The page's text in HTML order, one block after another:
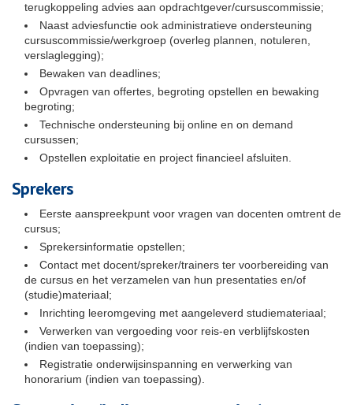
terugkoppeling advies aan opdrachtgever/cursuscommissie;
Naast adviesfunctie ook administratieve ondersteuning
cursuscommissie/werkgroep (overleg plannen, notuleren,
verslaglegging);
Bewaken van deadlines;
Opvragen van offertes, begroting opstellen en bewaking
begroting;
Technische ondersteuning bij online en on demand
cursussen;
Opstellen exploitatie en project financieel afsluiten.
Sprekers
Eerste aanspreekpunt voor vragen van docenten omtrent de
cursus;
Sprekersinformatie opstellen;
Contact met docent/spreker/trainers ter voorbereiding van
de cursus en het verzamelen van hun presentaties en/of
(studie)materiaal;
Inrichting leeromgeving met aangeleverd studiemateriaal;
Verwerken van vergoeding voor reis-en verblijfskosten
(indien van toepassing);
Registratie onderwijsinspanning en verwerking van
honorarium (indien van toepassing).